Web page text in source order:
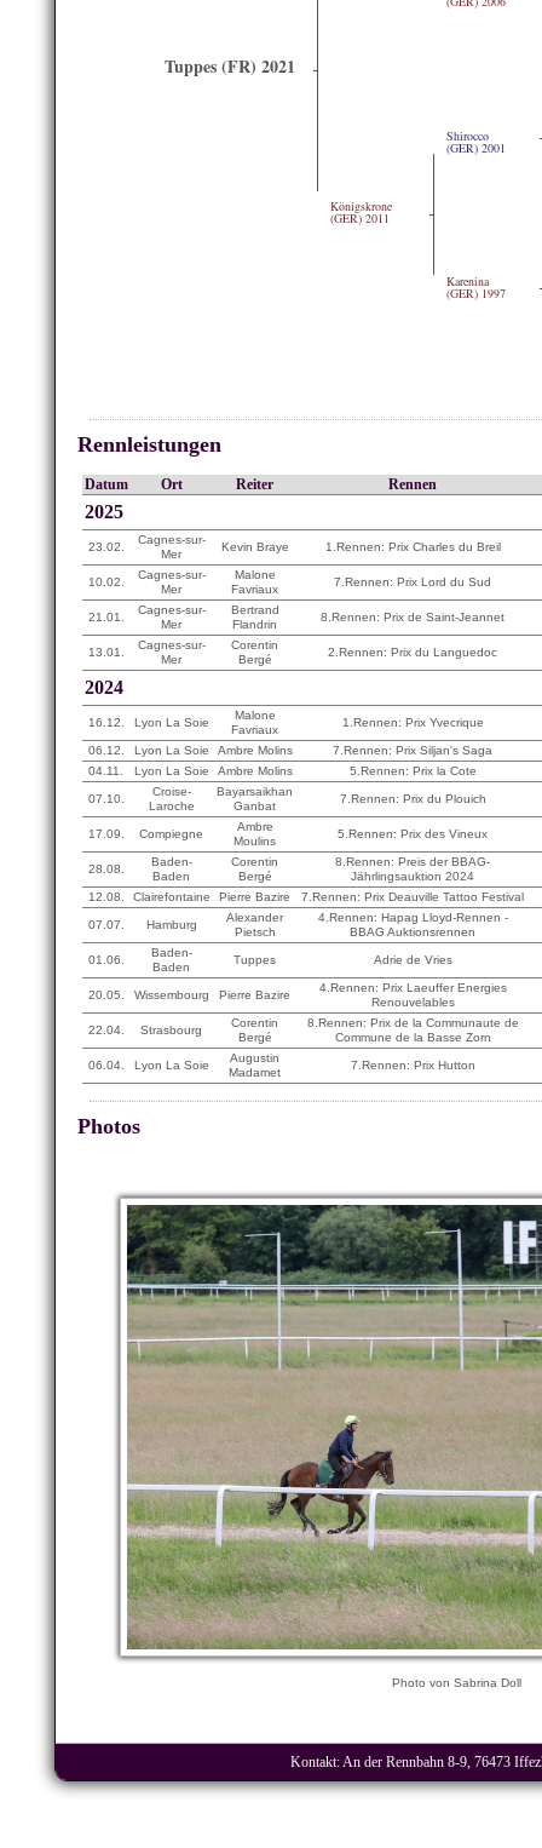
Tuppes (FR) 2021
Königskrone
(GER) 2011
Shirocco
(GER) 2001
Karenina
(GER) 1997
Rennleistungen
Datum Ort Reiter Rennen
2025
23.02.
Cagnes-sur-
Mer
Kevin Braye 1.Rennen: Prix Charles du Breil
10.02.
Cagnes-sur-
Mer
Malone
Favriaux
7.Rennen: Prix Lord du Sud
21.01.
Cagnes-sur-
Mer
Bertrand
Flandrin
8.Rennen: Prix de Saint-Jeannet
13.01.
Cagnes-sur-
Mer
Corentin
Bergé
2.Rennen: Prix du Languedoc
2024
16.12. Lyon La Soie
Malone
Favriaux
1.Rennen: Prix Yvecrique
06.12. Lyon La Soie Ambre Molins
7.Rennen: Prix Siljan's Saga
04.11.
Lyon La Soie Ambre Molins 5.Rennen: Prix la Cote
07.10.
Croise-
Laroche
Bayarsaikhan
Ganbat
7.Rennen: Prix du Plouich
17.09. Compiegne
Ambre
Moulins
5.Rennen: Prix des Vineux
28.08.
Baden-
Baden
Corentin
Bergé
8.Rennen: Preis der BBAG-
Jährlingsauktion 2024
12.08.
Clairefontaine Pierre Bazire 7.Rennen: Prix Deauville Tattoo Festival
07.07. Hamburg
Alexander
Pietsch
4.Rennen: Hapag Lloyd-Rennen -
BBAG Auktionsrennen
01.06.
Baden-
Baden
Tuppes Adrie de Vries
20.05. Wissembourg Pierre Bazire
4.Rennen: Prix Laeuffer Energies
Renouvelables
22.04. Strasbourg
Corentin
Bergé
8.Rennen: Prix de la Communaute de
Commune de la Basse Zorn
06.04. Lyon La Soie
Augustin
Madamet
7.Rennen: Prix Hutton
Photos
Photo von Sabrina Doll
Kontakt: An der Rennbahn 8-9, 76473